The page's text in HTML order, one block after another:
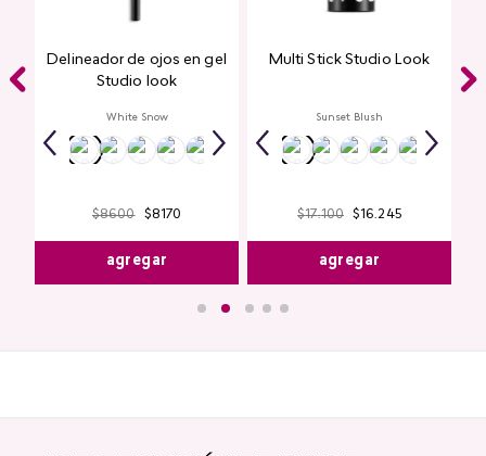
Delineador de ojos en gel
Studio look
White Snow
$8600 $8170
agregar
Multi Stick Studio Look
Sunset Blush
$17.100 $ 16.245
agregar